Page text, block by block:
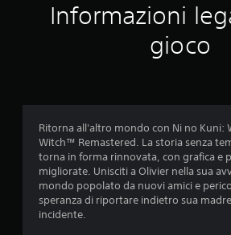
Informazioni
gioco
Ritorna all'altro mondo con Ni no Kuni:
Witch™ Remastered. La storia senza
torna in forma rinnovata, con grafica e
migliorate. Unisciti a Olivier nella sua
mondo popolato da nuovi amici e
speranza di riportare indietro sua
incidente.